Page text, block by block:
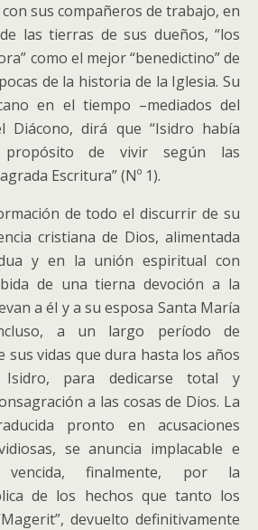
sus compañeros de trabajo, en
las tierras de sus dueños, “los
como el mejor “benedictino” de
de la historia de la Iglesia. Su
en el tiempo –mediados del
Diácono, dirá que “Isidro había
de vivir según las
Escritura” (Nº 1).
de todo el discurrir de su
cristiana de Dios, alimentada
y en la unión espiritual con
de una tierna devoción a la
a él y a su esposa Santa María
a un largo período de
sus vidas que dura hasta los años
para dedicarse total y
a las cosas de Dios. La
pronto en acusaciones
se anuncia implacable e
vencida, finalmente, por la
de los hechos que tanto los
devuelto definitivamente